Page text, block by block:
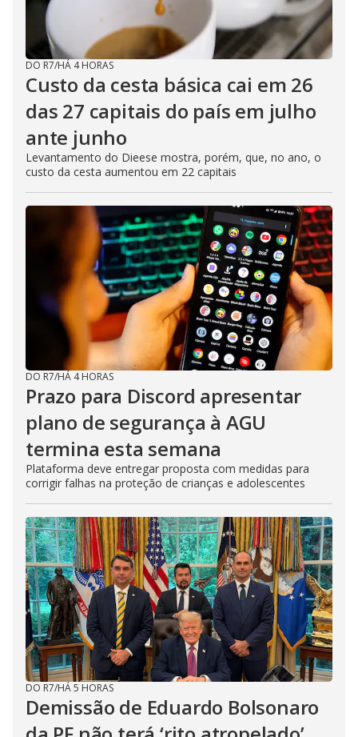
DO R7/HÁ 4 HORAS
Custo da cesta básica cai em 26
das 27 capitais do país em julho
ante junho
Levantamento do Dieese mostra, porém, que, no ano, o
custo da cesta aumentou em 22 capitais
DO R7/HÁ 4 HORAS
Prazo para Discord apresentar
plano de segurança à AGU
termina esta semana
Plataforma deve entregar proposta com medidas para
corrigir falhas na proteção de crianças e adolescentes
DO R7/HÁ 5 HORAS
Demissão de Eduardo Bolsonaro